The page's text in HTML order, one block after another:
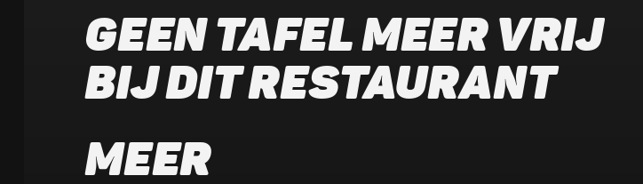
GEEN TAFEL MEER VRIJ
BIJ DIT RESTAURANT
MEER